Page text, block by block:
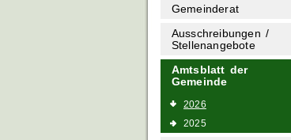
Gemeinderat
Ausschreibungen /
Stellenangebote
Amtsblatt der
Gemeinde
2026
2025